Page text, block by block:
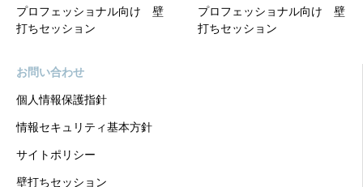
プロフェッショナル向け 壁
打ちセッション
プロフェッショナル向け 壁
打ちセッション
お問い合わせ
個人情報保護指針
情報セキュリティ基本方針
サイトポリシー
壁打ちセッション